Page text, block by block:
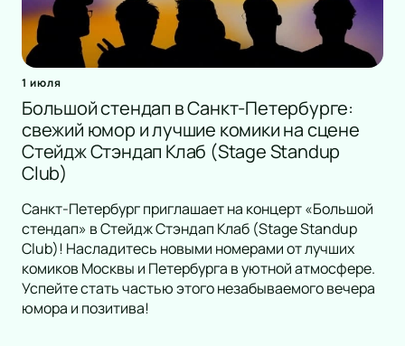
1 июля
Большой стендап в Санкт-Петербурге:
свежий юмор и лучшие комики на сцене
Стейдж Стэндап Клаб (Stage Standup
Club)
Санкт-Петербург приглашает на концерт «Большой
стендап» в Стейдж Стэндап Клаб (Stage Standup
Club)! Насладитесь новыми номерами от лучших
комиков Москвы и Петербурга в уютной атмосфере.
Успейте стать частью этого незабываемого вечера
юмора и позитива!